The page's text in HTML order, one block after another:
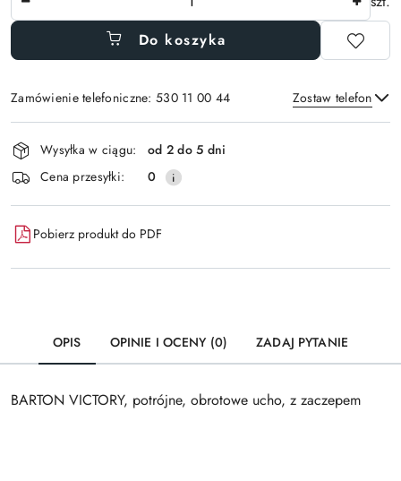
Do koszyka
Zamówienie telefoniczne: 530 11 00 44 Zostaw telefon
Wyślij
Dostępność
i
dostawa
Wysyłka w ciągu:
od 2 do 5 dni
Cena przesyłki:
0
Pobierz produkt do PDF
OPIS OPINIE I OCENY (0) ZADAJ PYTANIE
BARTON VICTORY, potrójne, obrotowe ucho, z zaczepem